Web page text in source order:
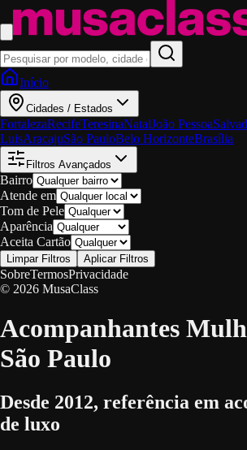
Início
Cidades / Estados
FortalezaRecifeTeresinaNatalJoão Pessoa
LuisAracajuSão PauloBelo HorizonteBrasília
Filtros Avançados
Bairro
Atende em
Tom de Pele
Aparência
Aceita Cartão
Limpar Filtros Aplicar Filtros
SobreTermosPrivacidade
© 2026 MusaClass
Acompanhantes
São Paulo
Desde 2012, referência em
de luxo